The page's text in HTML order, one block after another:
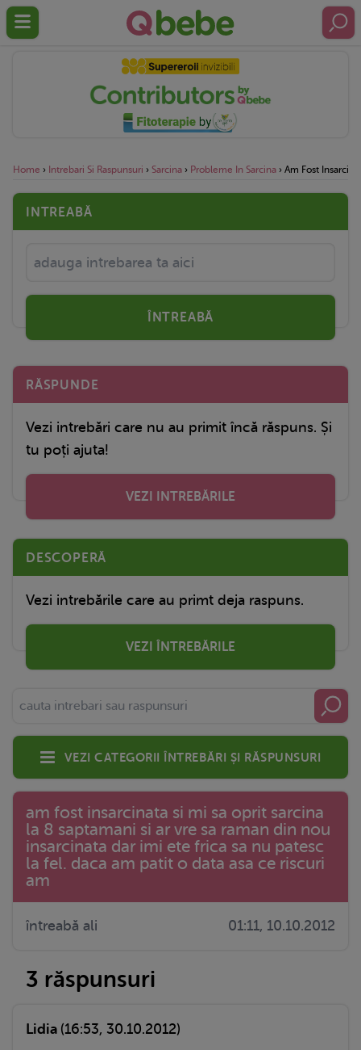
Home › Intrebari Si Raspunsuri › Sarcina › Probleme In Sarcina › Am Fost
INTREABĂ
ÎNTREABĂ
RĂSPUNDE
Vezi intrebări care nu au primit încă răspuns. Și
tu poți ajuta!
VEZI INTREBĂRILE
DESCOPERĂ
Vezi intrebările care au primt deja raspuns.
VEZI ÎNTREBĂRILE
Vezi categorii întrebări și răspunsuri
am fost insarcinata si mi sa oprit sarcina
la 8 saptamani si ar vre sa raman din nou
insarcinata dar imi ete frica sa nu patesc
la fel. daca am patit o data asa ce riscuri
am
întreabă ali 01:11, 10.10.2012
3 răspunsuri
Lidia (16:53, 30.10.2012)